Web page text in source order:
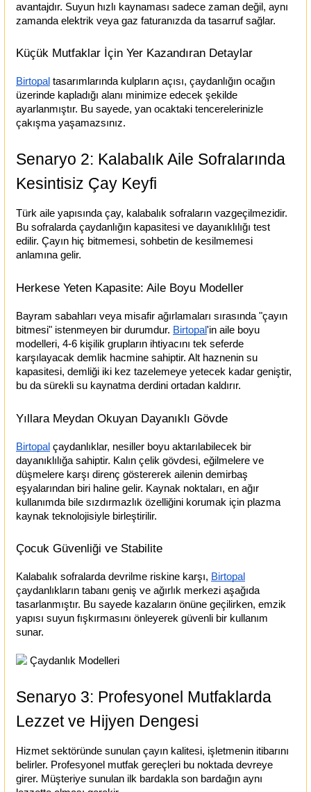
avantajdır. Suyun hızlı kaynaması sadece zaman değil, aynı
zamanda elektrik veya gaz faturanızda da tasarruf sağlar.
Küçük Mutfaklar İçin Yer Kazandıran Detaylar
Birtopal tasarımlarında kulpların açısı, çaydanlığın ocağın
üzerinde kapladığı alanı minimize edecek şekilde
ayarlanmıştır. Bu sayede, yan ocaktaki tencerelerinizle
çakışma yaşamazsınız.
Senaryo 2: Kalabalık Aile Sofralarında
Kesintisiz Çay Keyfi
Türk aile yapısında çay, kalabalık sofraların vazgeçilmezidir.
Bu sofralarda çaydanlığın kapasitesi ve dayanıklılığı test
edilir. Çayın hiç bitmemesi, sohbetin de kesilmemesi
anlamına gelir.
Herkese Yeten Kapasite: Aile Boyu Modeller
Bayram sabahları veya misafir ağırlamaları sırasında "çayın
bitmesi" istenmeyen bir durumdur. Birtopal'in aile boyu
modelleri, 4-6 kişilik grupların ihtiyacını tek seferde
karşılayacak demlik hacmine sahiptir. Alt haznenin su
kapasitesi, demliği iki kez tazelemeye yetecek kadar geniştir,
bu da sürekli su kaynatma derdini ortadan kaldırır.
Yıllara Meydan Okuyan Dayanıklı Gövde
Birtopal çaydanlıklar, nesiller boyu aktarılabilecek bir
dayanıklılığa sahiptir. Kalın çelik gövdesi, eğilmelere ve
düşmelere karşı direnç göstererek ailenin demirbaş
eşyalarından biri haline gelir. Kaynak noktaları, en ağır
kullanımda bile sızdırmazlık özelliğini korumak için plazma
kaynak teknolojisiyle birleştirilir.
Çocuk Güvenliği ve Stabilite
Kalabalık sofralarda devrilme riskine karşı, Birtopal
çaydanlıkların tabanı geniş ve ağırlık merkezi aşağıda
tasarlanmıştır. Bu sayede kazaların önüne geçilirken, emzik
yapısı suyun fışkırmasını önleyerek güvenli bir kullanım
sunar.
Senaryo 3: Profesyonel Mutfaklarda
Lezzet ve Hijyen Dengesi
Hizmet sektöründe sunulan çayın kalitesi, işletmenin itibarını
belirler. Profesyonel mutfak gereçleri bu noktada devreye
girer. Müşteriye sunulan ilk bardakla son bardağın aynı